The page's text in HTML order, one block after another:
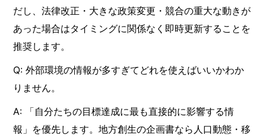
だし、法律改正・大きな政策変更・競合の重大な動きが
あった場合はタイミングに関係なく即時更新することを
推奨します。
Q: 外部環境の情報が多すぎてどれを使えばいいかわか
りません。
A: 「自分たちの目標達成に最も直接的に影響する情
報」を優先します。地方創生の企画書なら人口動態・移